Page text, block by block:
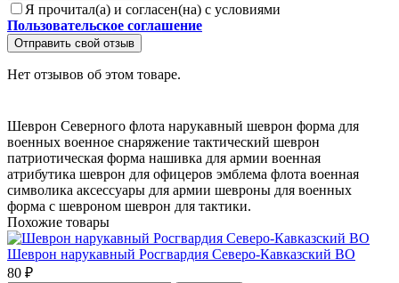
Я прочитал(а) и согласен(на) с условиями
Пользовательское соглашение
Отправить свой отзыв
Нет отзывов об этом товаре.
Шеврон Северного флота нарукавный шеврон форма для
военных военное снаряжение тактический шеврон
патриотическая форма нашивка для армии военная
атрибутика шеврон для офицеров эмблема флота военная
символика аксессуары для армии шевроны для военных
форма с шевроном шеврон для тактики.
Похожие товары
Шеврон нарукавный Росгвардия Северо-Кавказский ВО
80 ₽